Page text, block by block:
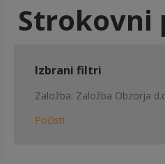
Strokovni
Izbrani filtri
Založba Založba Obzorja
Počisti